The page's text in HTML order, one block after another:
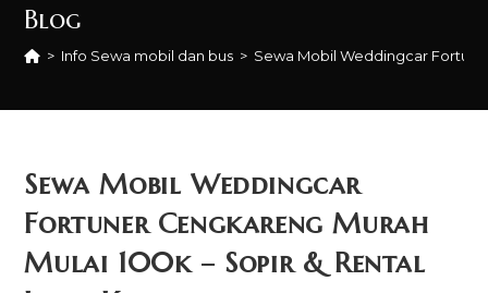
Blog
> Info Sewa mobil dan bus > Sewa Mobil Weddingcar
Sewa Mobil Weddingcar
Fortuner Cengkareng Murah
Mulai 100k – Sopir & Rental